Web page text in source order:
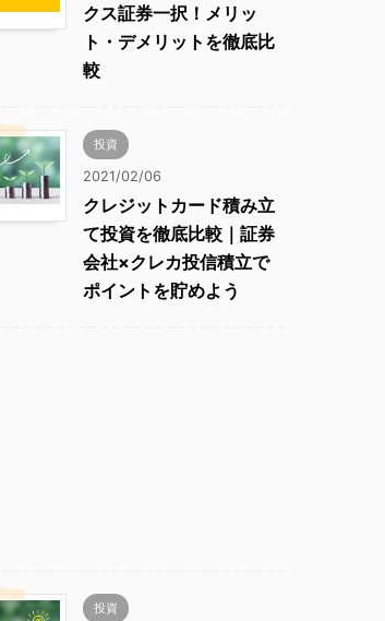
クス証券一択！メリッ
ト・デメリットを徹底比
較
投資
2021/02/06
クレジットカード積み立
て投資を徹底比較｜証券
会社×クレカ投信積立で
ポイントを貯めよう
投資